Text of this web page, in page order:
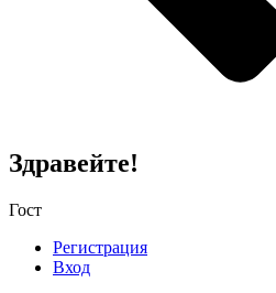
Здравейте!
Гост
Регистрация
Вход